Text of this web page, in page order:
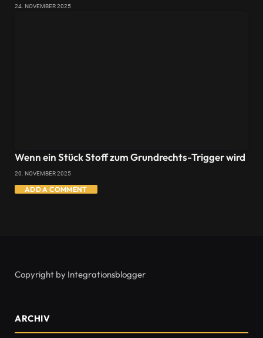
24. NOVEMBER 2025
Wenn ein Stück Stoff zum Grundrechts-Trigger wird
20. NOVEMBER 2025
ADD A COMMENT
Copyright by Integrationsblogger
ARCHIV